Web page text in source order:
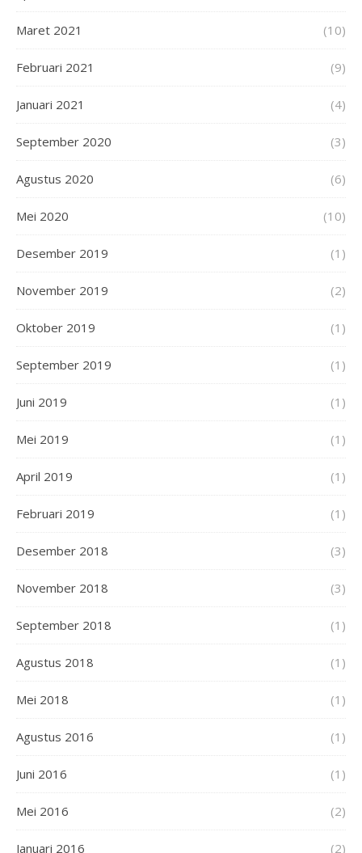
Maret 2021 (10)
Februari 2021 (9)
Januari 2021 (4)
September 2020 (3)
Agustus 2020 (6)
Mei 2020 (10)
Desember 2019 (1)
November 2019 (2)
Oktober 2019 (1)
September 2019 (1)
Juni 2019 (1)
Mei 2019 (1)
April 2019 (1)
Februari 2019 (1)
Desember 2018 (3)
November 2018 (3)
September 2018 (1)
Agustus 2018 (1)
Mei 2018 (1)
Agustus 2016 (1)
Juni 2016 (1)
Mei 2016 (2)
Januari 2016 (2)